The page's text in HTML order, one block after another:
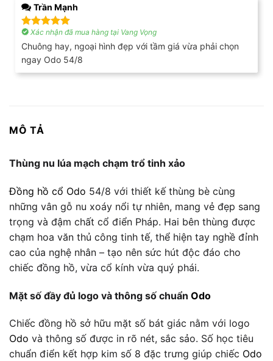
Trần Mạnh
Được xếp
hạng55
Xác nhận đã mua hàng tại Vang Vọng
Chuông hay, ngoại hình đẹp với tầm giá vừa phải chọn
ngay Odo 54/8
MÔ TẢ
Thùng nu lúa mạch chạm trổ tinh xảo
Đồng hồ cổ Odo 54/8 với thiết kế thùng bè cùng
những vân gỗ nu xoáy nổi tự nhiên, mang vẻ đẹp sang
trọng và đậm chất cổ điển Pháp. Hai bên thùng được
chạm hoa văn thủ công tinh tế, thể hiện tay nghề đỉnh
cao của nghệ nhân – tạo nên sức hút độc đáo cho
chiếc đồng hồ, vừa cổ kính vừa quý phái.
Mặt số đầy đủ logo và thông số chuẩn Odo
Chiếc đồng hồ sở hữu mặt số bát giác nằm với logo
Odo và thông số được in rõ nét, sắc sảo. Số học tiêu
chuẩn điển kết hợp kim số 8 đặc trưng giúp chiếc Odo